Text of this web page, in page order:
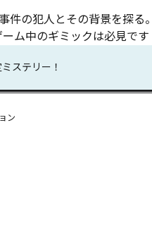
の犯人とその背景を探る。
ム中のギミックは必見です
ステリー！
ン